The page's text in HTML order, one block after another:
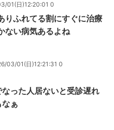
01(日)12:20:01 0
りふれてる割にすぐに治療
ない病気あるよね
03/01(日)12:21:31 0
った人居ないと受診遅れ
ぁ